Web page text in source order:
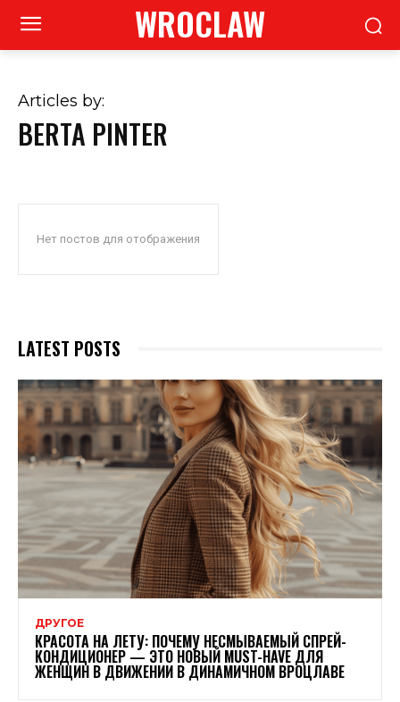
WROCLAW
Articles by:
BERTA PINTER
Нет постов для отображения
LATEST POSTS
ДРУГОЕ
КРАСОТА НА ЛЕТУ: ПОЧЕМУ НЕСМЫВАЕМЫЙ СПРЕЙ-
КОНДИЦИОНЕР — ЭТО НОВЫЙ MUST-HAVE ДЛЯ
ЖЕНЩИН В ДВИЖЕНИИ В ДИНАМИЧНОМ ВРОЦЛАВЕ